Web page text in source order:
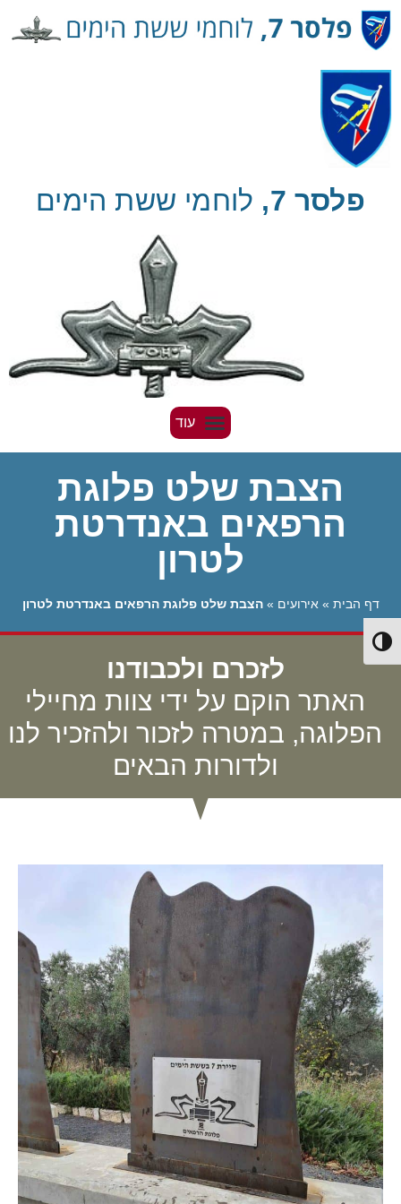
Skip
to
Content
Toggle High Contrast
פלסר 7, לוחמי ששת הימים
הצבת שלט פלוגת
הרפאים באנדרטת
לטרון
דף הבית »אירועים »הצבת שלט פלוגת הרפאים באנדרטת לטרון
לזכרם ולכבודנו
האתר הוקם על ידי צוות מחיילי
הפלוגה, במטרה לזכור ולהזכיר לנו
ולדורות הבאים